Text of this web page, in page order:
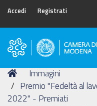
Accedi Registrati
Camera
Commercio
di
Modena
Tu
sei
qui:
Home
Immagini
Premio "Fedeltà al
2022" - Premiati